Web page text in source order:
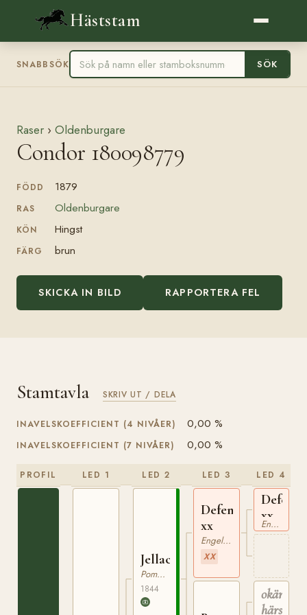
Häststam
SNABBSÖK SÖK
Raser › Oldenburgare
Condor 180098779
FÖDD 1879
RAS Oldenburgare
KÖN Hingst
FÄRG brun
SKICKA IN BILD RAPPORTERA FEL
Stamtavla SKRIV UT / DELA
INAVELSKOEFFICIENT (4 NIVÅER) 0,00 %
INAVELSKOEFFICIENT (7 NIVÅER) 0,00 %
PROFIL LED 1 LED 2
Jellachich
Pommerskt Varmblod
1844
LED 3
Defensive
xx
Engelskt Fullblod
XX
LED 4
Defence
xx
Engelskt Fullblod
okänd